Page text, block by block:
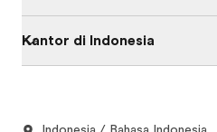
Kantor di Indonesia